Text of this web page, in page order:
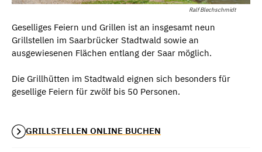
Ralf Blechschmidt
Geselliges Feiern und Grillen ist an insgesamt neun
Grillstellen im Saarbrücker Stadtwald sowie an
ausgewiesenen Flächen entlang der Saar möglich.
Die Grillhütten im Stadtwald eignen sich besonders für
gesellige Feiern für zwölf bis 50 Personen.
GRILLSTELLEN ONLINE BUCHEN